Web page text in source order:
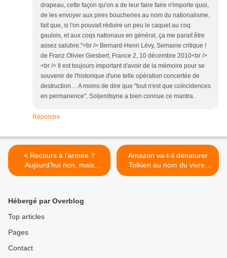
drapeau, cette façon qu'on a de leur faire faire n'importe quoi,
de les envoyer aux pires boucheries au nom du nationalisme,
fait que, si l'on pouvait réduire un peu le caquet au coq
gaulois, et aux coqs nationaux en général, ça me parait être
assez salubre."<br /> Bernard-Henri Lévy, Semaine critique !
de Franz Olivier Giesbert, France 2, 10 décembre 2010<br />
<br /> Il est toujours important d'avoir de la mémoire pour se
souvenir de l'historique d'une telle opération concertée de
destruction.... A moins de dire que "tout n'est que coïncidences
en permanence", Soljenitsyne a bien connue ce mantra.
Répondre
< Recours à l’armée ?
Aujourd’hui non, mais
demain ?
Amazon va-t-il dénaturer
Tolkien au nom du vivre-
ensemble ? >
Hébergé par Overblog
Top articles
Pages
Contact